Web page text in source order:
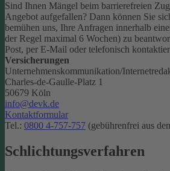
Sind Ihnen Mängel beim barrierefreien
Angebot aufgefallen? Dann können Sie
bemühen uns, Ihre Anfragen innerhalb
der Regel maximal 6 Wochen) zu
Post, per E-Mail oder telefonisch
Versicherungen
Unternehmenskommunikation/
Charles-de-Gaulle-Platz 1
50679 Köln
info@devk.de
Kontaktformular
Tel.: 0800 4-757-757 (gebührenfrei aus
Schlichtungsverfahren